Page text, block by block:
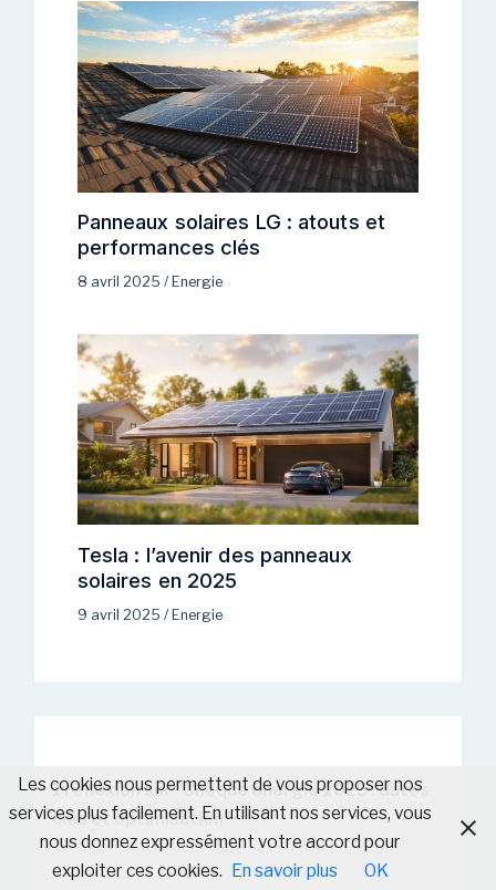
Panneaux solaires LG : atouts et
performances clés
8 avril 2025 / Energie
Tesla : l’avenir des panneaux
solaires en 2025
9 avril 2025 / Energie
1 réflexion sur “Chèque énergie 2025 : dates
clés et optimisation”
Les cookies nous permettent de vous proposer nos
services plus facilement. En utilisant nos services, vous
nous donnez expressément votre accord pour
exploiter ces cookies. En savoir plus OK